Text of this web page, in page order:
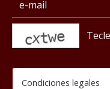
Condiciones legales